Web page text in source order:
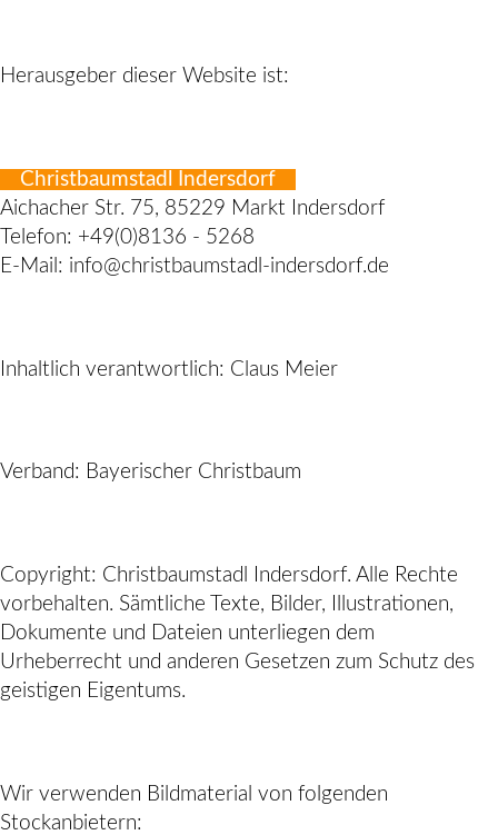
Herausgeber dieser Website ist:
Christbaumstadl Indersdorf
Aichacher Str. 75, 85229 Markt Indersdorf
Telefon: +49(0)8136 - 5268
E-Mail: info@christbaumstadl-indersdorf.de
Inhaltlich verantwortlich: Claus Meier
Verband: Bayerischer Christbaum
Copyright: Christbaumstadl Indersdorf. Alle Rechte
vorbehalten. Sämtliche Texte, Bilder, Illustrationen,
Dokumente und Dateien unterliegen dem
Urheberrecht und anderen Gesetzen zum Schutz des
geistigen Eigentums.
Wir verwenden Bildmaterial von folgenden
Stockanbietern: